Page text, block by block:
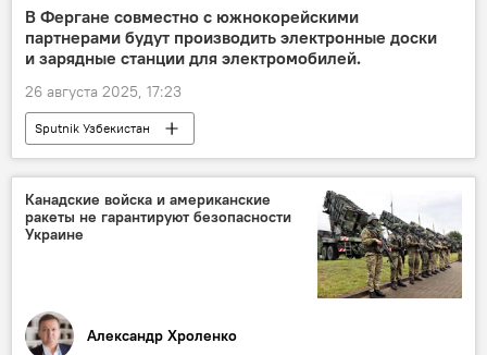
ЕАЭС
ЕЭК
В Фергане совместно с южнокорейскими
партнерами будут производить электронные доски
и зарядные станции для электромобилей.
26 августа 2025, 17:23
Sputnik Узбекистан
Канадские войска и американские
ракеты не гарантируют безопасности
Украине
Александр Хроленко